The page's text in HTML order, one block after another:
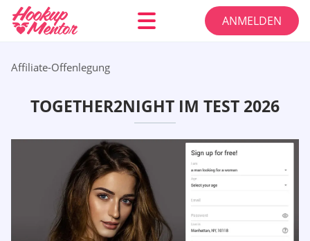
ANMELDEN
Affiliate-Offenlegung
TOGETHER2NIGHT IM TEST 2026